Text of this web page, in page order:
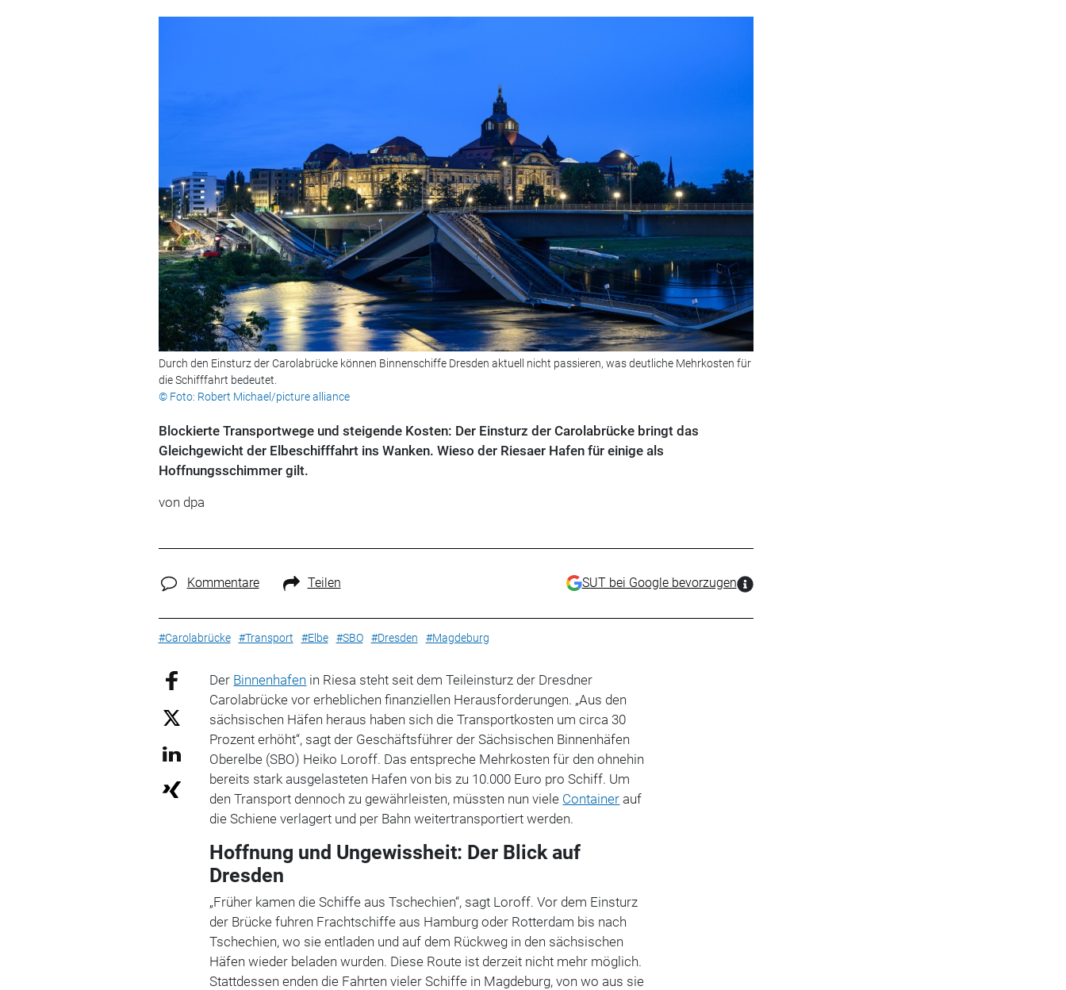
Durch den Einsturz der Carolabrücke können Binnenschiffe Dresden aktuell nicht passieren, was deutliche Mehrkosten für
die Schifffahrt bedeutet.
© Foto: Robert Michael/picture alliance
Blockierte Transportwege und steigende Kosten: Der Einsturz der Carolabrücke bringt das
Gleichgewicht der Elbeschifffahrt ins Wanken. Wieso der Riesaer Hafen für einige als
Hoffnungsschimmer gilt.
von dpa
Kommentare Teilen SUT bei Google bevorzugen
#Carolabrücke #Transport #Elbe #SBO #Dresden #Magdeburg
Der Binnenhafen in Riesa steht seit dem Teileinsturz der Dresdner
Carolabrücke vor erheblichen finanziellen Herausforderungen. „Aus den
sächsischen Häfen heraus haben sich die Transportkosten um circa 30
Prozent erhöht“, sagt der Geschäftsführer der Sächsischen Binnenhäfen
Oberelbe (SBO) Heiko Loroff. Das entspreche Mehrkosten für den ohnehin
bereits stark ausgelasteten Hafen von bis zu 10.000 Euro pro Schiff. Um
den Transport dennoch zu gewährleisten, müssten nun viele Container auf
die Schiene verlagert und per Bahn weitertransportiert werden.
Hoffnung und Ungewissheit: Der Blick auf
Dresden
„Früher kamen die Schiffe aus Tschechien“, sagt Loroff. Vor dem Einsturz
der Brücke fuhren Frachtschiffe aus Hamburg oder Rotterdam bis nach
Tschechien, wo sie entladen und auf dem Rückweg in den sächsischen
Häfen wieder beladen wurden. Diese Route ist derzeit nicht mehr möglich.
Stattdessen enden die Fahrten vieler Schiffe in Magdeburg, von wo aus sie